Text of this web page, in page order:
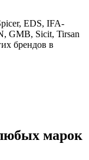
EDS, IFA-
GMB, Sicit, Tirsan
брендов в
марок